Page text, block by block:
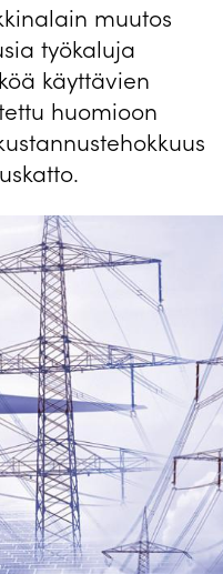
muutos
työkaluja
käyttävien
huomioon